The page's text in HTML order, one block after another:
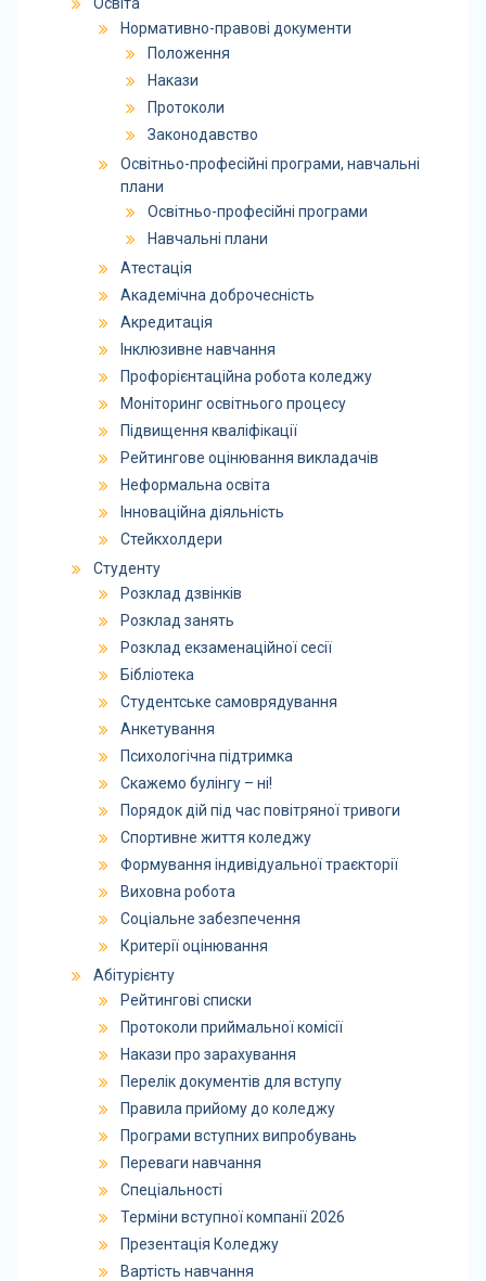
Нормативно-правові документи
Положення
Накази
Протоколи
Законодавство
Освітньо-професійні програми, навчальні
плани
Освітньо-професійні програми
Навчальні плани
Атестація
Академічна доброчесність
Акредитація
Інклюзивне навчання
Профорієнтаційна робота коледжу
Моніторинг освітнього процесу
Підвищення кваліфікації
Рейтингове оцінювання викладачів
Неформальна освіта
Інноваційна діяльність
Стейкхолдери
Студенту
Розклад дзвінків
Розклад занять
Розклад екзаменаційної сесії
Бібліотека
Студентське самоврядування
Анкетування
Психологічна підтримка
Скажемо булінгу – ні!
Порядок дій під час повітряної тривоги
Спортивне життя коледжу
Формування індивідуальної траєкторії
Виховна робота
Соціальне забезпечення
Критерії оцінювання
Абітурієнту
Рейтингові списки
Протоколи приймальної комісії
Накази про зарахування
Перелік документів для вступу
Правила прийому до коледжу
Програми вступних випробувань
Переваги навчання
Спеціальності
Терміни вступної компанії 2026
Презентація Коледжу
Вартість навчання